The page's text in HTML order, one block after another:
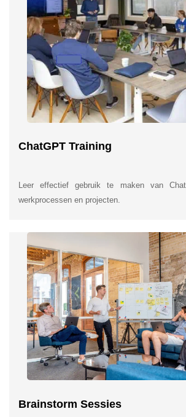
ChatGPT Training
Leer effectief gebruik te maken van
werkprocessen en projecten.
Brainstorm Sessies